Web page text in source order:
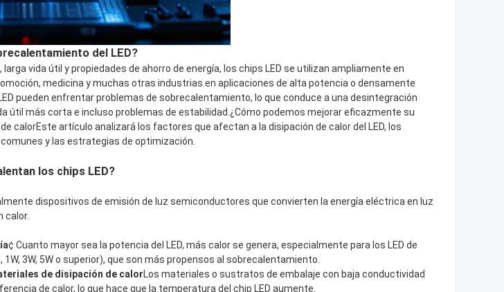
del LED?
larga vida útil y propiedades de ahorro de energía, los chips LED se utilizan ampliamente en
medicina y muchas otras industrias.en aplicaciones de alta potencia o densamente
pueden enfrentar problemas de sobrecalentamiento, lo que conduce a una desintegración
útil más corta e incluso problemas de estabilidad.¿Cómo podemos mejorar eficazmente su
calorEste artículo analizará los factores que afectan a la disipación de calor del LED, los
y las estrategias de optimización.
los chips LED?
dispositivos de emisión de luz semiconductores que convierten la energía eléctrica en luz
calor.
¢ Cuanto mayor sea la potencia del LED, más calor se genera, especialmente para los LED de
3W, 5W o superior), que son más propensos al sobrecalentamiento.
de disipación de calorLos materiales o sustratos de embalaje con baja conductividad
de calor, lo que hace que la temperatura del chip LED aumente.